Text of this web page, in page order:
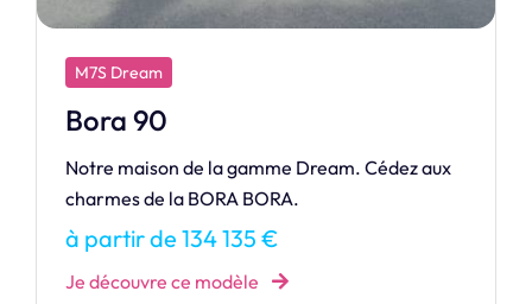
M7S Design
Cristal
Laissez la lumière envahir votre intérieur avec
CRISTAL, une maison où design et clarté se
rencontrent.
à partir de 352 518 €